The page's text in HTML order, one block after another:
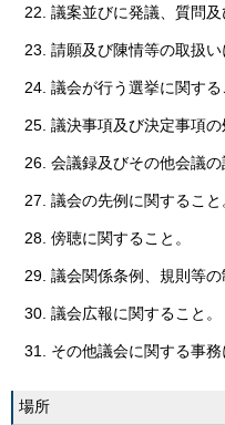
議案並びに発議、質問及
請願及び陳情等の取扱い
議会が行う選挙に関する
議決事項及び決定事項の
会議録及びその他会議の
議会の先例に関すること
傍聴に関すること。
議会関係条例、規則等の
議会広報に関すること。
その他議会に関する事務
場所